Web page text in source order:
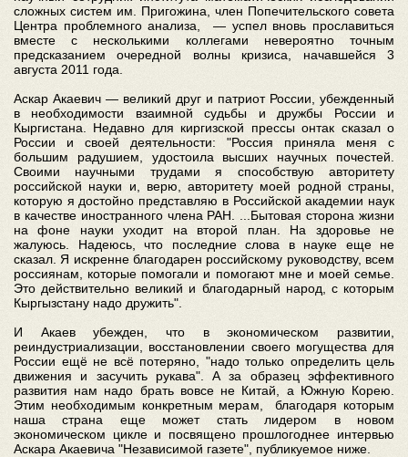
сложных систем им. Пригожина, член Попечительского совета
Центра проблемного анализа, — успел вновь прославиться
вместе с несколькими коллегами невероятно точным
предсказанием очередной волны кризиса, начавшейся 3
августа 2011 года.
Аскар Акаевич — великий друг и патриот России, убежденный
в необходимости взаимной судьбы и дружбы России и
Кыргистана. Недавно для киргизской прессы онтак сказал о
России и своей деятельности: "Россия приняла меня с
большим радушием, удостоила высших научных почестей.
Своими научными трудами я способствую авторитету
российской науки и, верю, авторитету моей родной страны,
которую я достойно представляю в Российской академии наук
в качестве иностранного члена РАН. ...Бытовая сторона жизни
на фоне науки уходит на второй план. На здоровье не
жалуюсь. Надеюсь, что последние слова в науке еще не
сказал. Я искренне благодарен российскому руководству, всем
россиянам, которые помогали и помогают мне и моей семье.
Это действительно великий и благодарный народ, с которым
Кыргызстану надо дружить".
И Акаев убежден, что в экономическом развитии,
реиндустриализации, восстановлении своего могущества для
России ещё не всё потеряно, "надо только определить цель
движения и засучить рукава". А за образец эффективного
развития нам надо брать вовсе не Китай, а Южную Корею.
Этим необходимым конкретным мерам, благодаря которым
наша страна еще может стать лидером в новом
экономическом цикле и посвящено прошлогоднее интервью
Аскара Акаевича "Независимой газете", публикуемое ниже.